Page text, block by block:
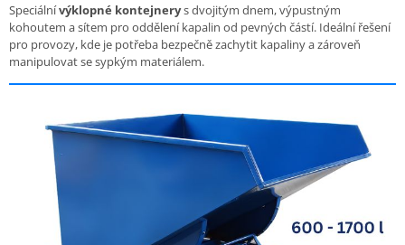
Speciálnívýklopné kontejnerys dvojitým dnem, výpustným
kohoutem a sítem pro oddělení kapalin od pevných částí. Ideální řešení
pro provozy, kde je potřeba bezpečně zachytit kapaliny a zároveň
manipulovat se sypkým materiálem.